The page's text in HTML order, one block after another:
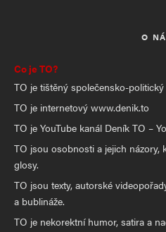
O
Co je TO?
TO je tištěný společensko-
TO je internetový www.denik.to
TO je YouTube kanál Deník TO –
TO jsou osobnosti a jejich názory,
glosy.
TO jsou texty, autorské
a bublináže.
TO je nekorektní humor, satira a